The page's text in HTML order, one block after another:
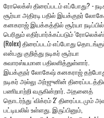
ரோலெக்ஸ் திரைப்படம் எப்போது? -
சூர்யா அதிரடி பதில் இயக்குநர்
கனகராஜ் இயக்கத்தில் சூர்யா நடிப்பில்
பெரிதும் எதிர்பார்க்கப்படும்
(Rolex) திரைப்படம் எப்போது
என்பது குறித்து நடிகர் சூர்யா
சுவாரஸ்யமான பதிலளித்துள்ளார்.
இயக்குநர் லோகேஷ் கனகராஜ்
நடிகர் அல்லு அர்ஜுனின்
பணியாற்றி வருகின்றார். அதனைத்
தொடர்ந்து 'விக்ரம் 2' திரைப்படமும்
பட்டியலில் உள்ளது. இருப்பினும்,